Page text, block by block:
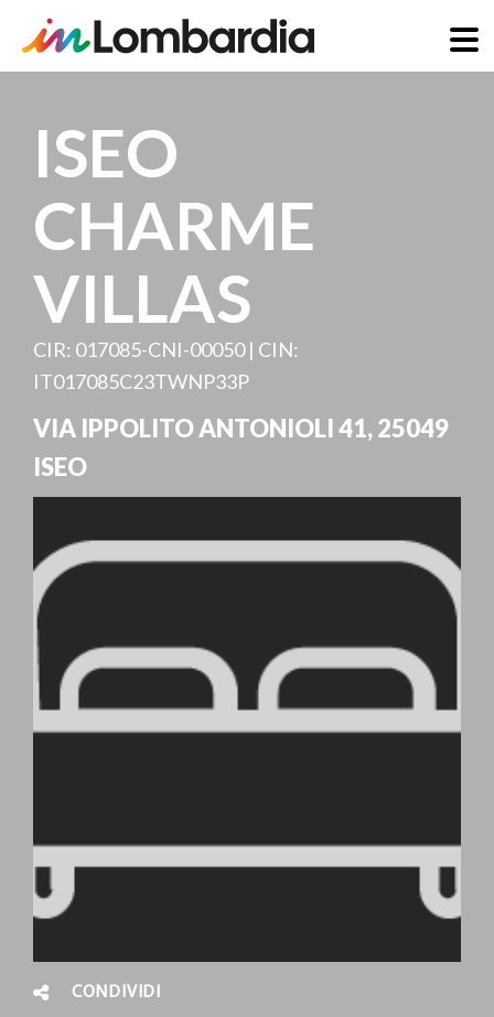
contenuto
principale
ISEO
CHARME
VILLAS
CIR: 017085-CNI-00050 | CIN:
IT017085C23TWNP33P
VIA IPPOLITO ANTONIOLI 41,25049
ISEO
CONDIVIDI